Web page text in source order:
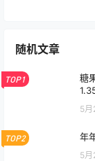
随机文章
TOP1
糖
5月
TOP2 年
5月